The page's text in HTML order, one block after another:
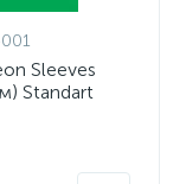
Sleeves
Standart